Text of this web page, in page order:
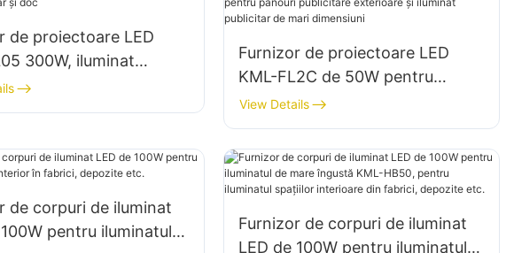
de proiectoare LED
300W, iluminat
doc
Furnizor de proiectoare LED
KML-FL2C de 50W pentru
panouri publicitare exterioare și
iluminat publicitar de mari
dimensiuni
View Details
de corpuri de iluminat
pentru iluminatul
Furnizor de corpuri de iluminat
LED de 100W pentru iluminatul